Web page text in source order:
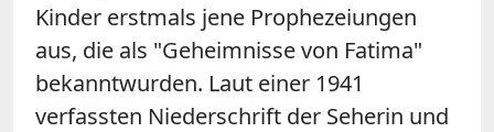
Kinder erstmals jene Prophezeiungen
aus, die als "Geheimnisse von Fatima"
bekanntwurden. Laut einer 1941
verfassten Niederschrift der Seherin und